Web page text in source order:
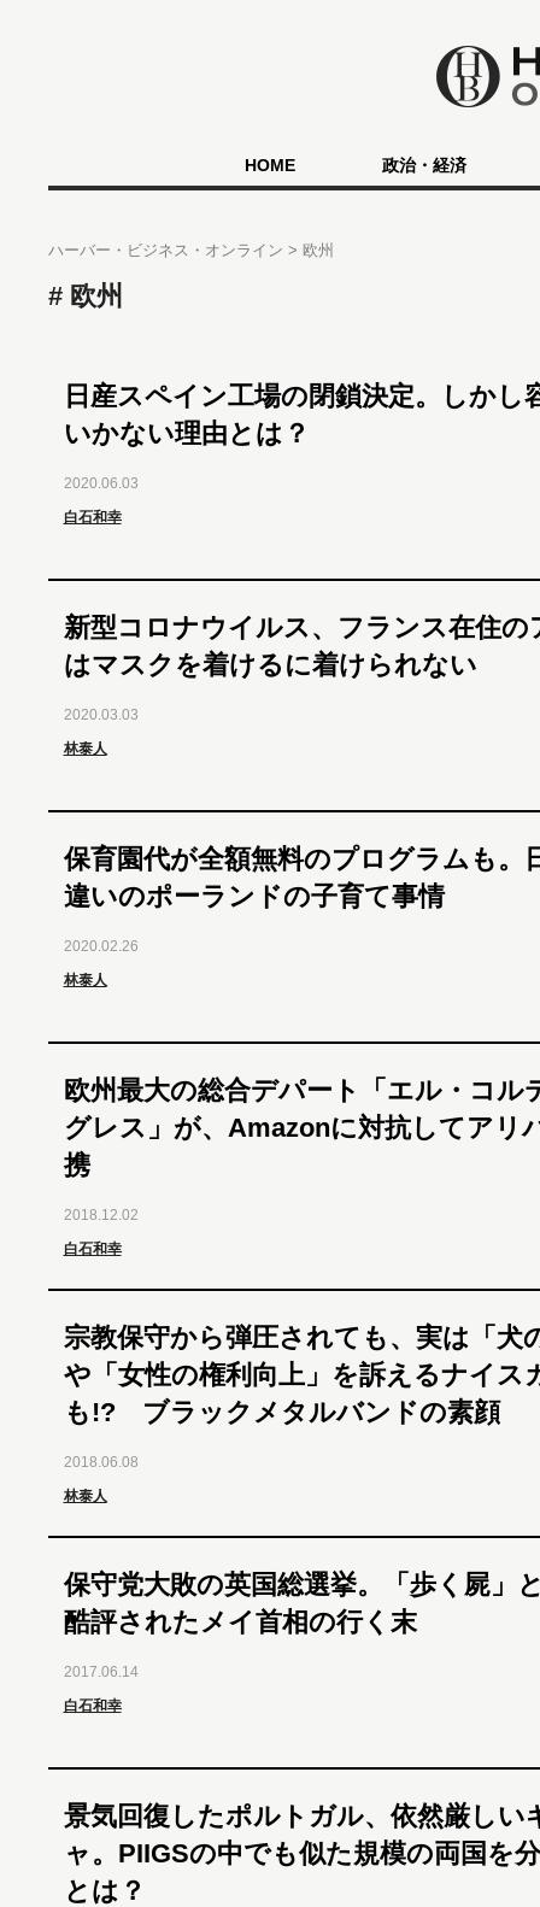
HOME 政治・経済
ハーバー・ビジネス・オンライン 欧州
欧州
日産スペイン工場の閉鎖決定。しかし
いかない理由とは？
2020.06.03
白石和幸
新型コロナウイルス、フランス在住の
はマスクを着けるに着けられない
2020.03.03
林泰人
保育園代が全額無料のプログラムも。
違いのポーランドの子育て事情
2020.02.26
林泰人
欧州最大の総合デパート「エル・コル
グレス」が、Amazonに対抗してアリ
携
2018.12.02
白石和幸
宗教保守から弾圧されても、実は「犬
や「女性の権利向上」を訴えるナイス
も!? ブラックメタルバンドの素顔
2018.06.08
林泰人
保守党大敗の英国総選挙。「歩く屍」
酷評されたメイ首相の行く末
2017.06.14
白石和幸
景気回復したポルトガル、依然厳しい
ャ。PIIGSの中でも似た規模の両国を
とは？